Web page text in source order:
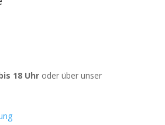
18 Uhroder über unser